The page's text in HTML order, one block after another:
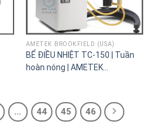
AMETEK BROOKFIELD (USA)
BỂ ĐIỀU NHIỆT TC-150 | Tuần
hoàn nóng | AMETEK
… 44 45 46